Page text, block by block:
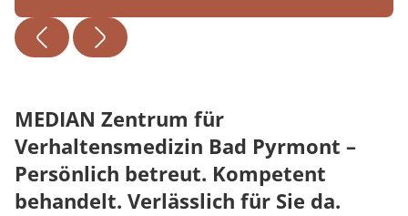
MEDIAN Zentrum für
Verhaltensmedizin Bad Pyrmont –
Persönlich betreut. Kompetent
behandelt. Verlässlich für Sie da.